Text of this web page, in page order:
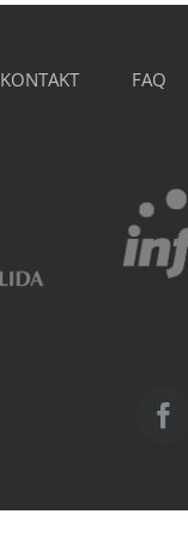
KONTAKT FAQ